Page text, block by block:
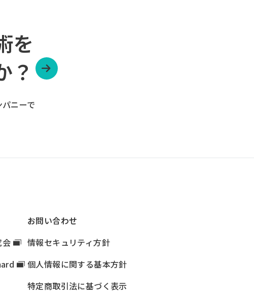
を
？
ニーで
会
お問い合わせ
情報セキュリティ方針
個人情報に関する基本方針
特定商取引法に基づく表示